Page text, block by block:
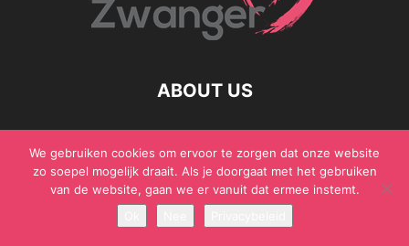
ABOUT US
© Samen Zwanger - Copyright - Gericht Media 2017 - 2021
We gebruiken cookies om ervoor te zorgen dat onze website
zo soepel mogelijk draait. Als je doorgaat met het gebruiken
van de website, gaan we er vanuit dat ermee instemt.